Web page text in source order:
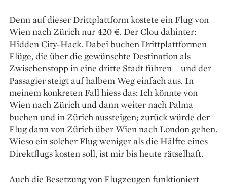
Denn auf dieser Drittplattform kostete ein Flug von
Wien nach Zürich nur 420 €. Der Clou dahinter:
Hidden City-Hack. Dabei buchen Drittplattformen
Flüge, die über die gewünschte Destination als
Zwischenstopp in eine dritte Stadt führen – und der
Passagier steigt auf halbem Weg einfach aus. In
meinem konkreten Fall hiess das: Ich könnte von
Wien nach Zürich und dann weiter nach Palma
buchen und in Zürich aus­steigen; zurück würde der
Flug dann von Zürich über Wien nach London gehen.
Wieso ein solcher Flug weniger als die Hälfte eines
Direktflugs kosten soll, ist mir bis heute rätselhaft.
Auch die Besetzung von Flugzeugen funktioniert